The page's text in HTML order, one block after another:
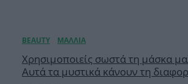
Χρησιμοποιείς σωστά τη μάσκα
Αυτά τα μυστικά κάνουν τη